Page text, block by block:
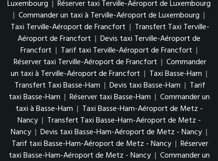
Luxembourg | Réserver taxi Terville-Aéroport de Luxembourg
| Commander un taxi à Terville-Aéroport de Luxembourg |
Taxi Terville-Aéroport de Francfort | Transfert Taxi Terville-
Aéroport de Francfort | Devis taxi Terville-Aéroport de
Francfort | Tarif taxi Terville-Aéroport de Francfort |
Réserver taxi Terville-Aéroport de Francfort | Commander
un taxi à Terville-Aéroport de Francfort | Taxi Basse-Ham |
Transfert Taxi Basse-Ham | Devis taxi Basse-Ham | Tarif
taxi Basse-Ham | Réserver taxi Basse-Ham | Commander un
taxi à Basse-Ham | Taxi Basse-Ham-Aéroport de Metz -
Nancy | Transfert Taxi Basse-Ham-Aéroport de Metz -
Nancy | Devis taxi Basse-Ham-Aéroport de Metz - Nancy |
Tarif taxi Basse-Ham-Aéroport de Metz - Nancy | Réserver
taxi Basse-Ham-Aéroport de Metz - Nancy | Commander un